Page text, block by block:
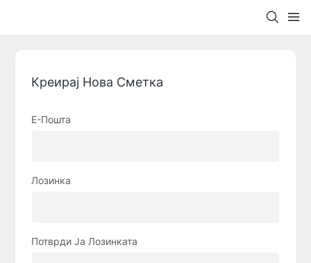
Креирај Нова Сметка
Е-Пошта
Лозинка
Потврди Ја Лозинката